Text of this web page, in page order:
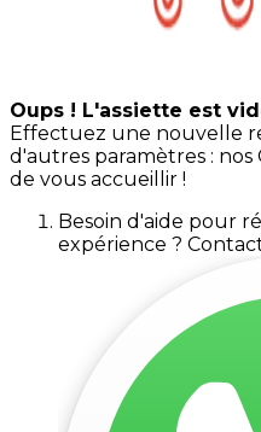
Oups ! L'assiette est
Effectuez une nouvelle
d'autres paramètres :
de vous accueillir !
Besoin d'aide pour
expérience ?